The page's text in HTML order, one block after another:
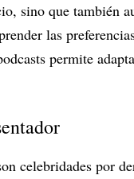
sino que también
las
permite
celebridades por